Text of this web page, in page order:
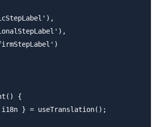
{
} = useTranslation();